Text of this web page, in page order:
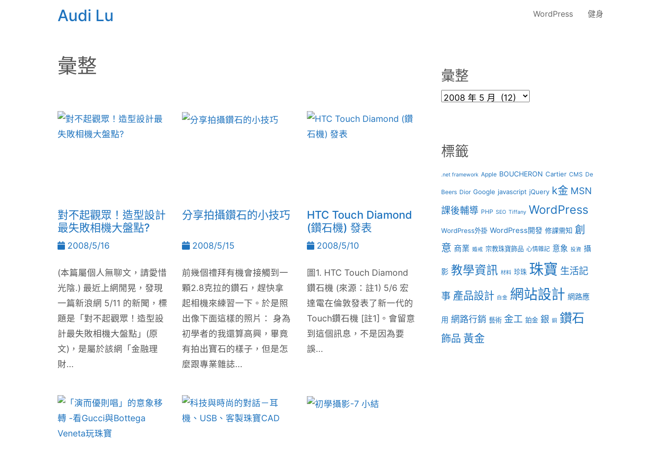
Audi Lu WordPress 健身
彙整
對不起觀眾！造型設計
最失敗相機大盤點?
2008/5/16
(本篇屬個人無聊文，請愛惜
光陰.) 最近上網閒晃，發現
一篇新浪網 5/11 的新聞，標
題是「對不起觀眾！造型設
計最失敗相機大盤點」(原
文)，是屬於該網「金融理
財...
分享拍攝鑽石的小技巧
2008/5/15
前幾個禮拜有機會接觸到一
顆2.8克拉的鑽石，趕快拿
起相機來練習一下。於是照
出像下面這樣的照片： 身為
初學者的我還算高興，畢竟
有拍出寶石的樣子，但是怎
麼跟專業雜誌...
HTC Touch Diamond
(鑽石機) 發表
2008/5/10
圖1. HTC Touch Diamond
鑽石機 (來源：註1) 5/6 宏
達電在倫敦發表了新一代的
Touch鑽石機 [註1]。會留意
到這個訊息，不是因為要
誤...
彙整
彙
標籤
.net framework Apple BOUCHERON Cartier CMS De
Beers Dior Google javascript jQuery k金 MSN
課後輔導 PHP SEO Tiffany WordPress
WordPress外掛 WordPress開發 修課需知 創
意 商業 婚戒 宗教珠寶飾品 心情雜記 意象 投資 攝
影 教學資訊 材料 珍珠 珠寶 生活記
事 產品設計 白金 網站設計 網路應
用 網路行銷 藝術 金工 鉑金 銀 銅 鑽石
飾品 黃金